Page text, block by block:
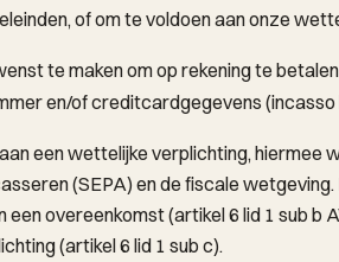
of om te voldoen aan onze
te maken om op rekening te
en/of creditcardgegevens (incasso
een wettelijke verplichting, hiermee
(SEPA) en de fiscale
een overeenkomst (artikel 6 lid 1 sub b
(artikel 6 lid 1 sub c).